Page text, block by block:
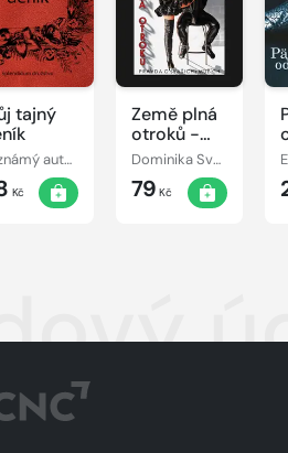
tajný
neznámý autor
Kč
Země plná
otroků -
Pravda o
(vašich)
mužích
Dominika Svobodová
79 Kč